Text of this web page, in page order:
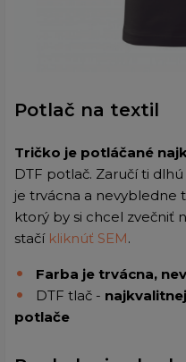
Potlač na textil
Tričko je potláčané
DTF potlač. Zaručí ti
je trvácna a nevybledne
ktorý by si chcel zvečniť
stačí kliknúť SEM.
Farba je trvácna,
DTF tlač -
potlače